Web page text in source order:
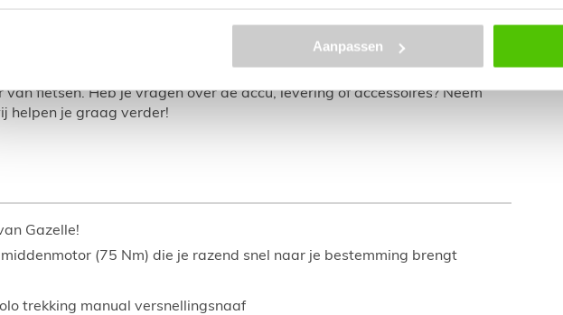
Aanpassen
kopen?
zelf ervaren? Onze specialisten staan klaar om je persoonlijk te
van de juiste uitvoering van
fietsen. Heb je vragen over de accu, levering of accessoires? Neem
helpen je graag verder!
Gazelle!
(75 Nm) die je razend snel naar je bestemming brengt
trekking manual versnellingsnaaf